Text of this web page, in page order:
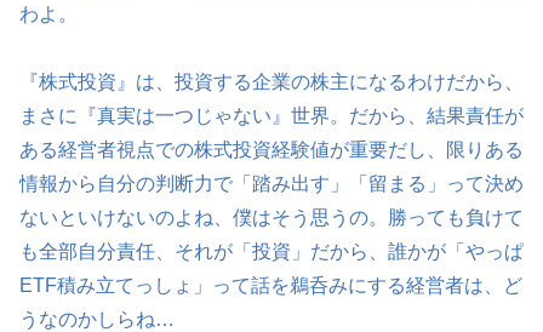
わよ。
『株式投資』は、投資する企業の株主になるわけだから、
まさに『真実は一つじゃない』世界。だから、結果責任が
ある経営者視点での株式投資経験値が重要だし、限りある
情報から自分の判断力で「踏み出す」「留まる」って決め
ないといけないのよね、僕はそう思うの。勝っても負けて
も全部自分責任、それが「投資」だから、誰かが「やっぱ
ETF積み立てっしょ」って話を鵜呑みにする経営者は、ど
うなのかしらね…